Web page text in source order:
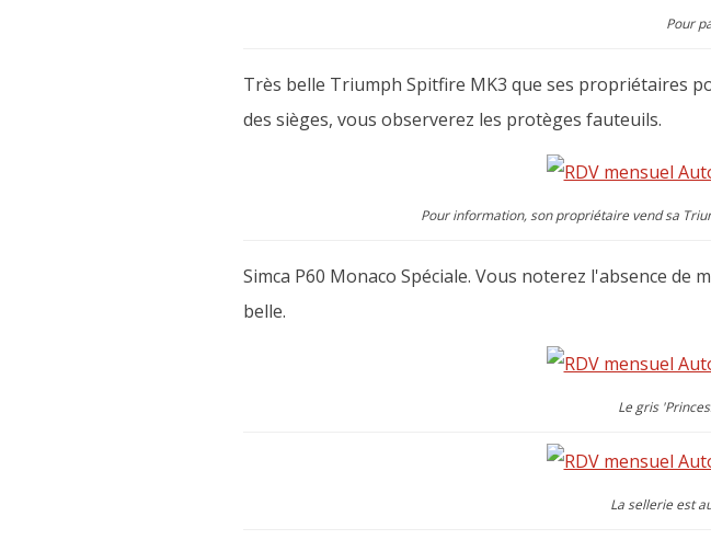
Pour
Très belle Triumph Spitfire MK3 que ses propriétaires
des sièges, vous observerez les protèges fauteuils.
Pour information, son propriétaire vend sa
Simca P60 Monaco Spéciale. Vous noterez l'absence
belle.
Le gris
La sellerie est